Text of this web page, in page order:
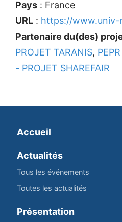
Pays : France
URL : https://www.univ-
Partenaire du(des)
PROJET TARANIS,
- PROJET SHAREFAIR
Accueil
Actualités
Tous les événements
Toutes les actualités
Présentation